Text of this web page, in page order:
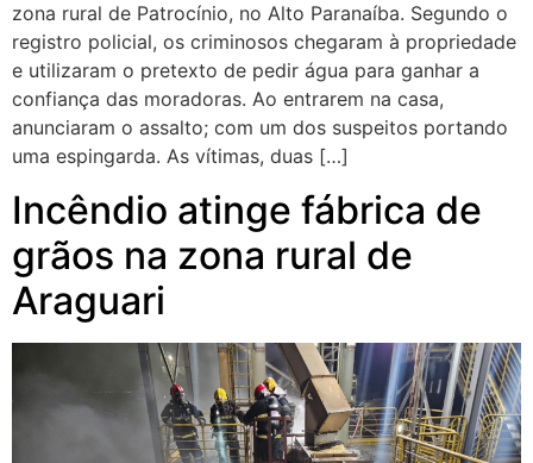
zona rural de Patrocínio, no Alto Paranaíba. Segundo o
registro policial, os criminosos chegaram à propriedade
e utilizaram o pretexto de pedir água para ganhar a
confiança das moradoras. Ao entrarem na casa,
anunciaram o assalto; com um dos suspeitos portando
uma espingarda. As vítimas, duas […]
Incêndio atinge fábrica de
grãos na zona rural de
Araguari